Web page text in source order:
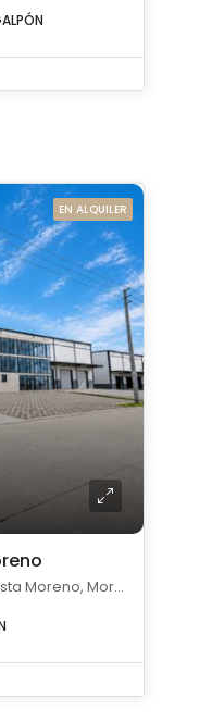
EN ALQUILER
Parque Industrial Reconquista Moreno, Moreno, Moreno